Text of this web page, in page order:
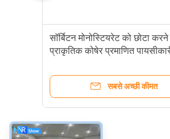
1338-41-6 सक्रिय खमीर सॉर्बिटन
मोनोस्टियरेट E491 SPAN60 के खाद्य योज्य
सबसे अच्छी कीमत